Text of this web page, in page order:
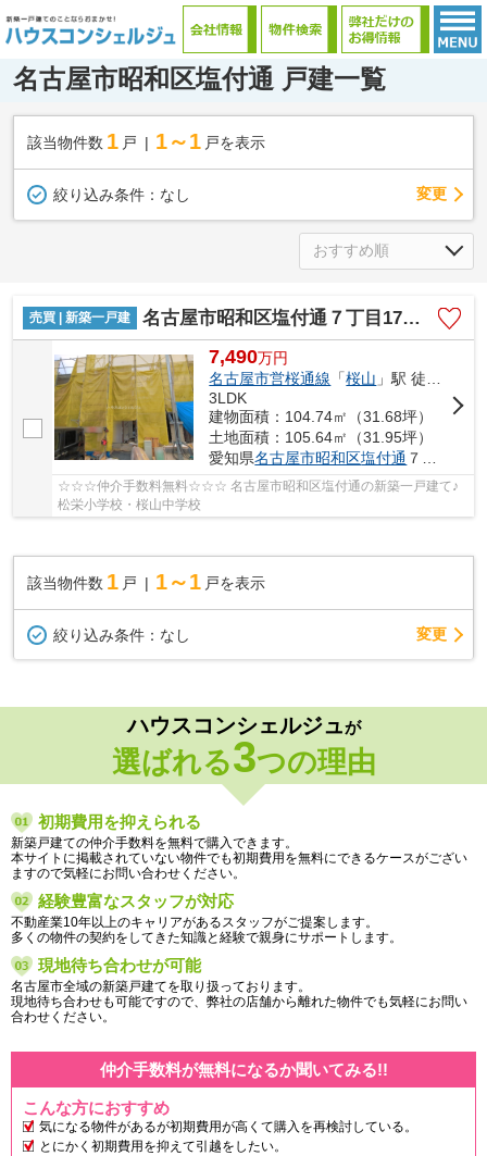
名古屋市昭和区塩付通 戸建一覧
該当物件数 1 戸 1～1 戸を表示
絞り込み条件： なし 変更
売買 | 新築一戸建 名古屋市昭和区塩付通７丁目17【仲介手数料無料】新築一戸建て 2号棟
7,490万円
名古屋市営桜通線 「桜山 」駅 徒歩5分
3LDK
建物面積：104.74㎡（31.68坪）
土地面積：105.64㎡（31.95坪）
愛知県名古屋市昭和区塩付通 ７丁目17
☆☆☆仲介手数料無料☆☆☆ 名古屋市昭和区塩付通の新築一戸建て♪
松栄小学校・桜山中学校
該当物件数 1 戸 1～1 戸を表示
絞り込み条件： なし 変更
ハウスコンシェルジュが
選ばれる3つの理由
初期費用を抑えられる
新築戸建ての仲介手数料を無料で購入できます。
本サイトに掲載されていない物件でも初期費用を無料にできるケースがござい
ますので気軽にお問い合わせください。
経験豊富なスタッフが対応
不動産業10年以上のキャリアがあるスタッフがご提案します。
多くの物件の契約をしてきた知識と経験で親身にサポートします。
現地待ち合わせが可能
名古屋市全域の新築戸建てを取り扱っております。
現地待ち合わせも可能ですので、弊社の店舗から離れた物件でも気軽にお問い
合わせください。
仲介手数料が無料になるか聞いてみる!!
こんな方におすすめ
気になる物件があるが初期費用が高くて購入を再検討している。
とにかく初期費用を抑えて引越をしたい。